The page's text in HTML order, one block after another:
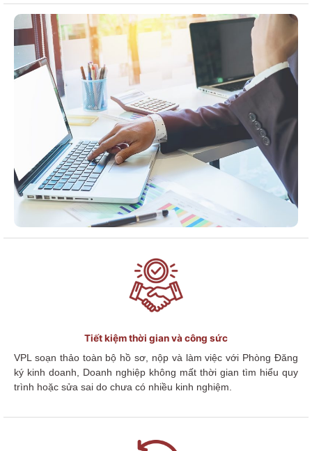
Tiết kiệm thời gian và công sức
VPL soạn thảo toàn bộ hồ sơ, nộp và làm việc với Phòng Đăng
ký kinh doanh, Doanh nghiệp không mất thời gian tìm hiểu quy
trình hoặc sửa sai do chưa có nhiều kinh nghiệm.